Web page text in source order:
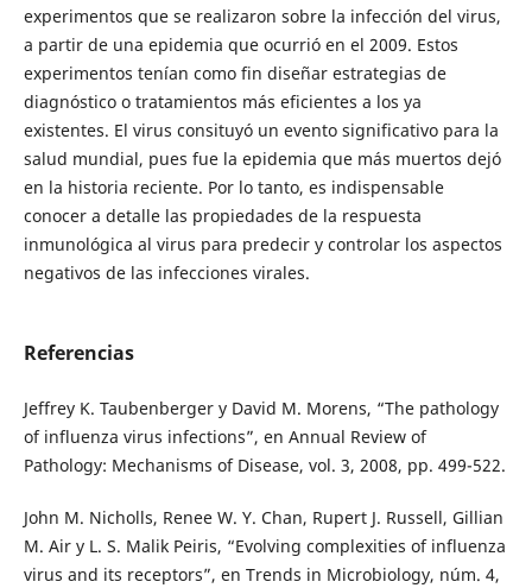
experimentos que se realizaron sobre la infección del virus,
a partir de una epidemia que ocurrió en el 2009. Estos
experimentos tenían como fin diseñar estrategias de
diagnóstico o tratamientos más eficientes a los ya
existentes. El virus consituyó un evento significativo para la
salud mundial, pues fue la epidemia que más muertos dejó
en la historia reciente. Por lo tanto, es indispensable
conocer a detalle las propiedades de la respuesta
inmunológica al virus para predecir y controlar los aspectos
negativos de las infecciones virales.
Referencias
Jeffrey K. Taubenberger y David M. Morens, “The pathology
of influenza virus infections”, en Annual Review of
Pathology: Mechanisms of Disease, vol. 3, 2008, pp. 499-522.
John M. Nicholls, Renee W. Y. Chan, Rupert J. Russell, Gillian
M. Air y L. S. Malik Peiris, “Evolving complexities of influenza
virus and its receptors”, en Trends in Microbiology, núm. 4,